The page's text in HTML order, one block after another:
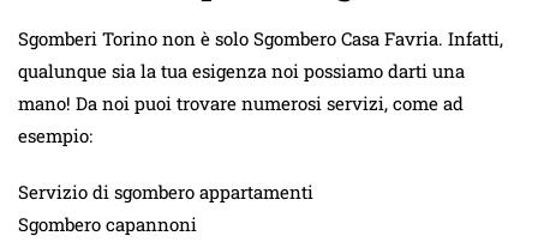
Sgomberi Torino non è solo Sgombero Casa Favria. Infatti,
qualunque sia la tua esigenza noi possiamo darti una
mano! Da noi puoi trovare numerosi servizi, come ad
esempio:
Servizio di sgombero appartamenti
Sgombero capannoni